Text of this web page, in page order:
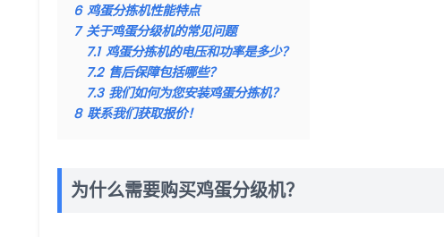
6 鸡蛋分拣机性能特点
7 关于鸡蛋分级机的常见问题
7.1 鸡蛋分拣机的电压和功率是多少？
7.2 售后保障包括哪些？
7.3 我们如何为您安装鸡蛋分拣机？
8 联系我们获取报价！
为什么需要购买鸡蛋分级机？